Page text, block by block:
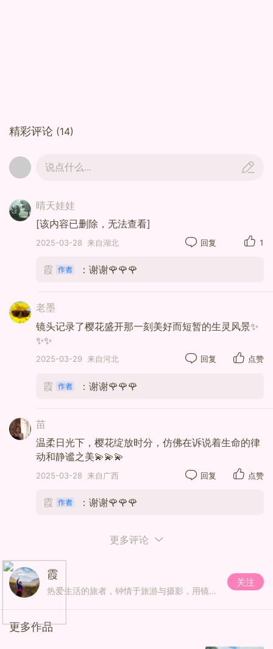
精彩评论 (14)
说点什么...
晴天娃娃
[该内容已删除，无法查看]
2025-03-28 来自湖北 回复 1
霞 ：谢谢🌹🌹🌹
老墨
镜头记录了樱花盛开那一刻美好而短暂的生灵风景✨
✨✨
2025-03-29 来自河北 回复 点赞
霞 ：谢谢🌹🌹🌹
苗
温柔日光下，樱花绽放时分，仿佛在诉说着生命的律
动和静谧之美💫💫💫
2025-03-28 来自广西 回复 点赞
霞 ：谢谢🌹🌹🌹
更多评论
霞
热爱生活的旅者，钟情于旅游与摄影，用镜头记录美好瞬间。
关注
更多作品